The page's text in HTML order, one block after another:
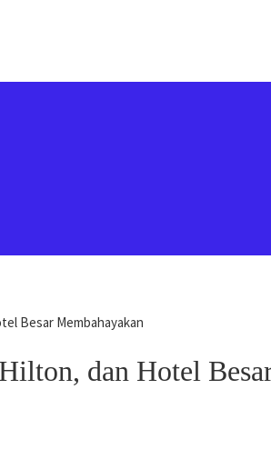
Besar Membahayakan
dan Hotel